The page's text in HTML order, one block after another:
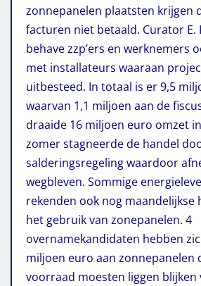
zonnepanelen plaatsten krijgen
facturen niet betaald. Curator E.
behave zzp’ers en werknemers
met installateurs waaraan
uitbesteed. In totaal is er 9,5
waarvan 1,1 miljoen aan de
draaide 16 miljoen euro omzet
zomer stagneerde de handel
salderingsregeling waardoor
wegbleven. Sommige
rekenden ook nog maandelijkse
het gebruik van zonepanelen. 4
overnamekandidaten hebben
miljoen euro aan zonnepanelen
voorraad moesten liggen blijken